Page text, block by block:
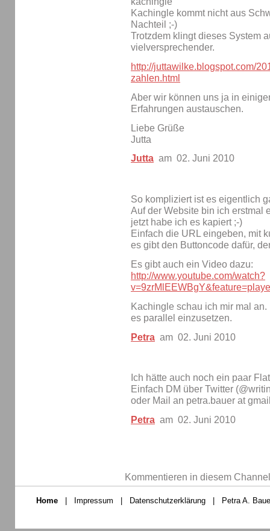
Kachingle kommt nicht aus
Nachteil ;-)
Trotzdem klingt dieses System
vielversprechender.
http://juttawilke.blogspot.com/
zahlen.html
Aber wir können uns ja in
Erfahrungen austauschen.
Liebe Grüße
Jutta
Jutta am 02. Juni 2010
So kompliziert ist es eigentlich
Auf der Website bin ich erstmal
jetzt habe ich es kapiert ;-)
Einfach die URL eingeben, mit
es gibt den Buttoncode dafür,
Es gibt auch ein Video dazu:
http://www.youtube.com/watch?
Kachingle schau ich mir mal
es parallel einzusetzen.
Petra am 02. Juni 2010
Ich hätte auch noch ein paar
Einfach DM über Twitter
oder Mail an petra.bauer at
Petra am 02. Juni 2010
Kommentieren in diesem
Home Impressum Datenschutzerklärung Petra A.